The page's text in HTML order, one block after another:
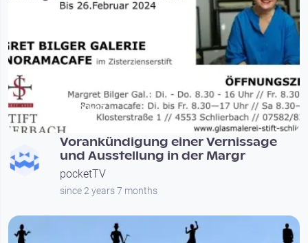
00:02:47
Vorankündigung einer Vernissage
und Ausstellung in der Margr
pocketTV
since 2 years 7 months